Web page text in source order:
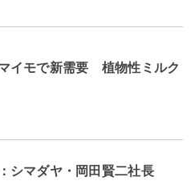
イモで新需要 植物性ミルク
シマダヤ・岡田賢二社長